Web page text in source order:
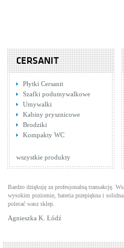
CERSANIT
Płytki Cersanit
Szafki podumywalkowe
Umywalki
Kabiny prysznicowe
Brodziki
Kompakty WC
wszystkie produkty
Bardzo dziękuję za profesjonalną transakcję.
wysokim poziomie, bateria przepiękna i
polecać wasz sklep.
Agnieszka K. Łódź